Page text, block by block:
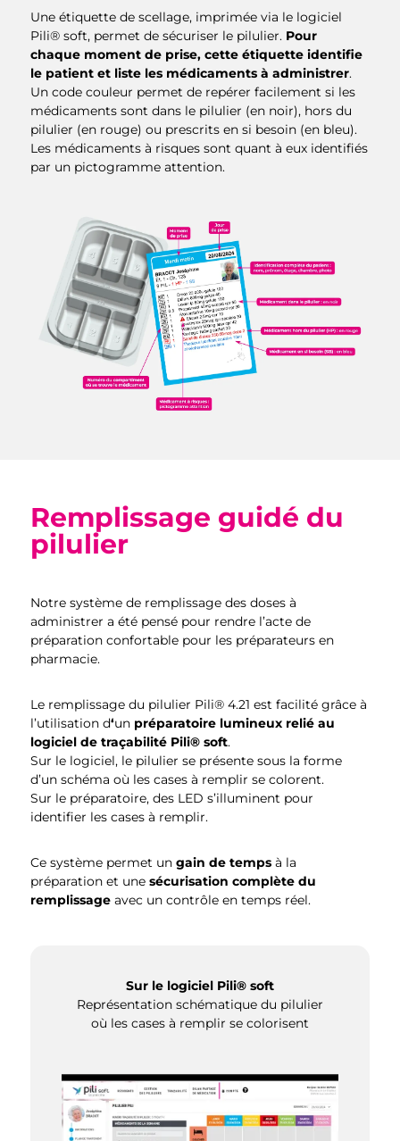
Une étiquette de scellage, imprimée via le logiciel
Pili® soft, permet de sécuriser le pilulier. Pour
chaque moment de prise, cette étiquette identifie
le patient et liste les médicaments à administrer.
Un code couleur permet de repérer facilement si les
médicaments sont dans le pilulier (en noir), hors du
pilulier (en rouge) ou prescrits en si besoin (en bleu).
Les médicaments à risques sont quant à eux identifiés
par un pictogramme attention.
Remplissage guidé du
pilulier
Notre système de remplissage des doses à
administrer a été pensé pour rendre l’acte de
préparation confortable pour les préparateurs en
pharmacie.
Le remplissage du pilulier Pili® 4.21 est facilité grâce à
l’utilisation d‘unpréparatoire lumineux relié au
logiciel de traçabilité Pili® soft.
Sur le logiciel, le pilulier se présente sous la forme
d’un schéma où les cases à remplir se colorent.
Sur le préparatoire, des LED s’illuminent pour
identifier les cases à remplir.
Ce système permet ungain de tempsà la
préparation et une sécurisation complète du
remplissageavec un contrôle en temps réel.
Sur le logiciel Pili® soft
Représentation schématique du pilulier
où les cases à remplir se colorisent